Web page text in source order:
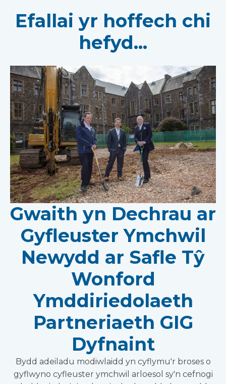
Efallai yr hoffech chi
hefyd...
Gwaith yn Dechrau ar
Gyfleuster Ymchwil
Newydd ar Safle Tŷ
Wonford
Ymddiriedolaeth
Partneriaeth GIG
Dyfnaint
Bydd adeiladu modiwlaidd yn cyflymu'r broses o
gyflwyno cyfleuster ymchwil arloesol sy'n cefnogi